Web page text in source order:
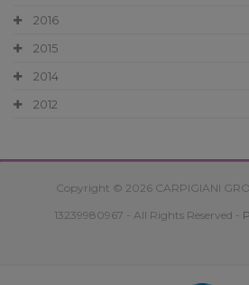
2016
2015
2014
2012
Copyright © 2026 CARPIGIANI
13239980967 - All Rights Reserved -